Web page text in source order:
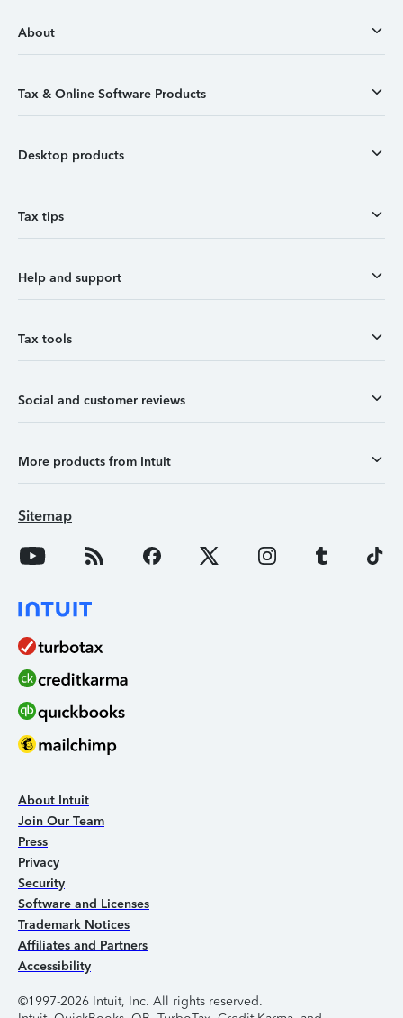
About
Tax & Online Software Products
Desktop products
Tax tips
Help and support
Tax tools
Social and customer reviews
More products from Intuit
Sitemap
About Intuit
Join Our Team
Press
Privacy
Security
Software and Licenses
Trademark Notices
Affiliates and Partners
Accessibility
©1997-2026 Intuit, Inc. All rights reserved.